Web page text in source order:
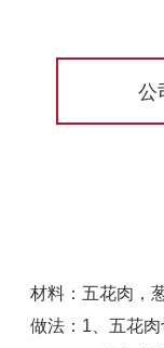
公
材料：五花肉，
做法：1、五花肉